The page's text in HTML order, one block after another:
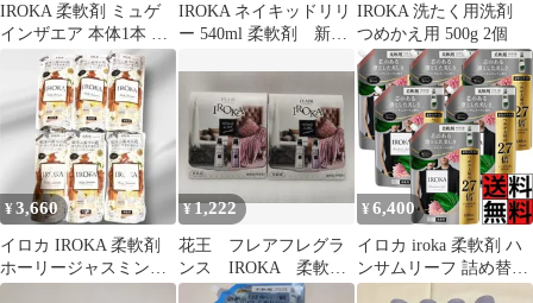
IROKA 柔軟剤 ミュゲ
インザエア 本体1本 詰
替2袋 数量限定
IROKA ネイキッドリリ
ー 540ml 柔軟剤 新品
IROKA 洗たく用洗剤
つめかえ用 500g 2個
¥3,660
イロカ IROKA 柔軟剤
ホーリージャスミンの
香り 詰替 440ml×6個
¥1,222
花王 フレアフレグラ
ンス IROKA 柔軟
剤 試供品 4個セッ
¥ 6,400
イロカ iroka 柔軟剤 ハ
ンサムリーフ 詰め替え
香水 上質 透明感 ピュ